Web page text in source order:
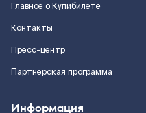
Главное о Купибилете
Контакты
Пресс-центр
Партнерская программа
Информация